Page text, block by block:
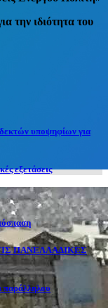
την ιδιότητα του
δεκτών υποψηφίων για
εξετάσεις
ΠΑΝΕΛΛΑΔΙΚΕΣ
παράλληλου